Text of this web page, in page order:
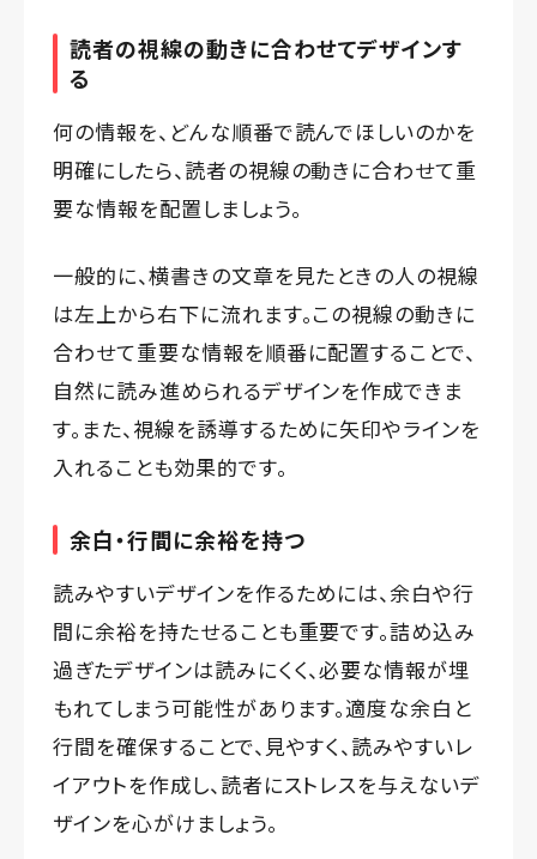
読者の視線の動きに合わせてデザインす
る
何の情報を、どんな順番で読んでほしいのかを
明確にしたら、読者の視線の動きに合わせて重
要な情報を配置しましょう。
一般的に、横書きの文章を見たときの人の視線
は左上から右下に流れます。この視線の動きに
合わせて重要な情報を順番に配置することで、
自然に読み進められるデザインを作成できま
す。また、視線を誘導するために矢印やラインを
入れることも効果的です。
余白・行間に余裕を持つ
読みやすいデザインを作るためには、余白や行
間に余裕を持たせることも重要です。詰め込み
過ぎたデザインは読みにくく、必要な情報が埋
もれてしまう可能性があります。適度な余白と
行間を確保することで、見やすく、読みやすいレ
イアウトを作成し、読者にストレスを与えないデ
ザインを心がけましょう。